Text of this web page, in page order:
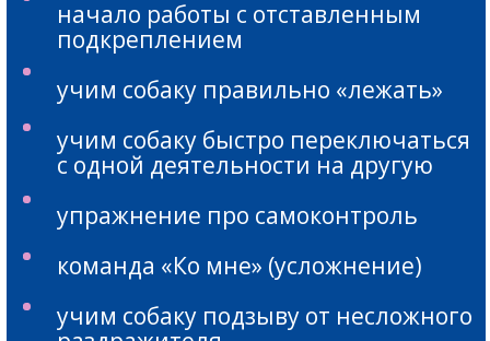
иметь послушную
и социальную собаку